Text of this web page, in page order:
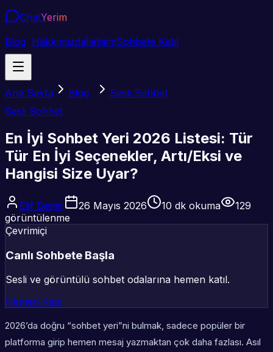
ChatYerim
Blog HakkımızdaİletişimSohbete Katıl
Ana Sayfa Blog
Sesli Sohbet
Sesli Sohbet
En İyi Sohbet Yeri 2026 Listesi: Tür
Tür En İyi Seçenekler, Artı/Eksi ve
Hangisi Size Uyar?
Elif Demir 26 Mayıs 2026 10 dk okuma
129
görüntülenme
Çevrimiçi
Canlı Sohbete Başla
Sesli ve görüntülü sohbet odalarına hemen katıl.
Hemen Katıl
2026’da doğru “sohbet yeri”ni bulmak, sadece popüler bir
platforma girip hemen mesaj yazmaktan çok daha fazlası. Asıl